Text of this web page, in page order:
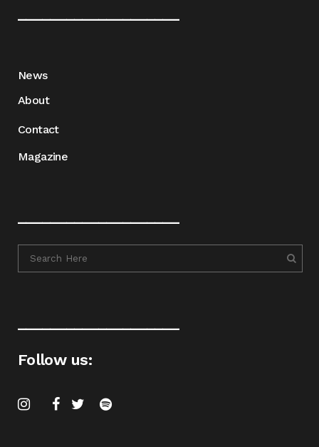
News
About
Contact
Magazine
Follow us: